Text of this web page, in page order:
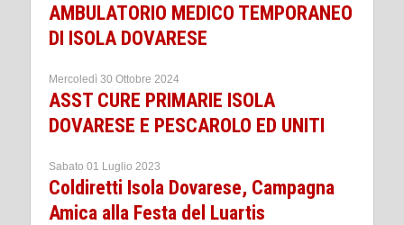
AMBULATORIO MEDICO TEMPORANEO
DI ISOLA DOVARESE
Mercoledì 30 Ottobre 2024
ASST CURE PRIMARIE ISOLA
DOVARESE E PESCAROLO ED UNITI
Sabato 01 Luglio 2023
Coldiretti Isola Dovarese, Campagna
Amica alla Festa del Luartis